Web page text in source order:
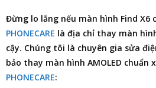
Đừng lo lắng nếu màn hình Find X6
PHONECARE là địa chỉ thay màn
cậy. Chúng tôi là chuyên gia sửa
bảo thay màn hình AMOLED chuẩn
PHONECARE: